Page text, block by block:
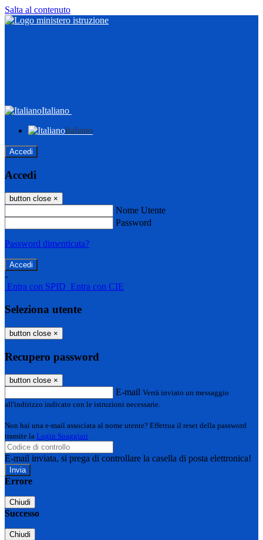
Salta al contenuto
Italiano
Italiano
Accedi
Accedi
button close ×
Nome Utente
Password
Password dimenticata?
-
Entra con SPID Entra con CIE
Seleziona utente
button close ×
Recupero password
button close ×
E-mail Verrà inviato un messaggio
all'indirizzo indicato con le istruzioni necessarie.
Non hai una e-mail associata al nome utente? Effettua il reset della password
tramite la Login Spaggiari
E-mail inviata, si prega di controllare la casella di posta elettronica!
Errore
Chiudi
Successo
Chiudi